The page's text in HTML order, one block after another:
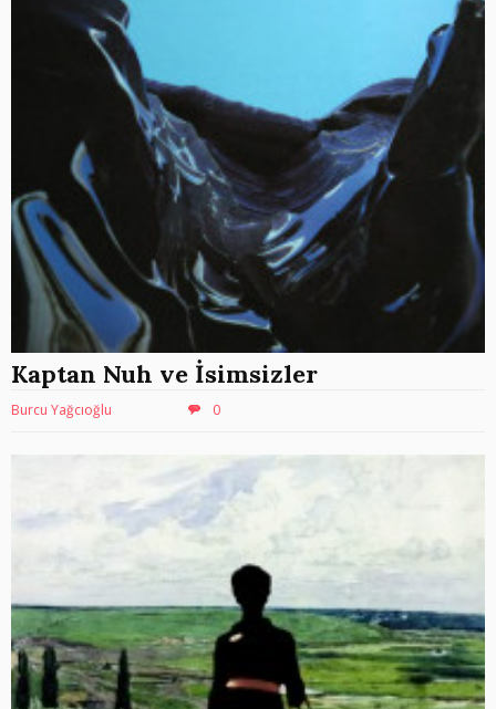
Kaptan Nuh ve İsimsizler
Burcu Yağcıoğlu 0